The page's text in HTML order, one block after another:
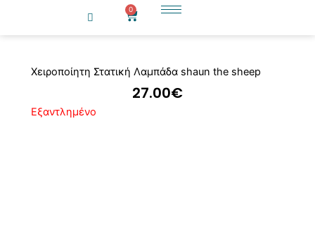
0
Cart
Χειροποίητη Στατική Λαμπάδα shaun the sheep
27.00€
Εξαντλημένο